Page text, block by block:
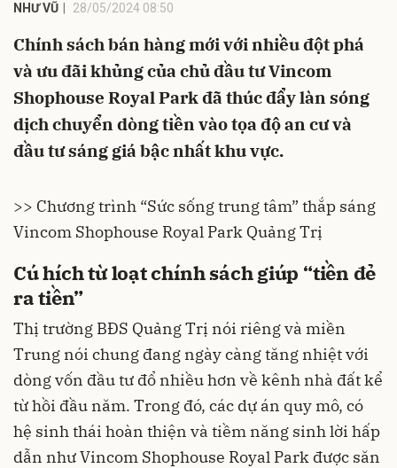
NHƯ VŨ 28/05/2024 08:50
Chính sách bán hàng mới với nhiều đột phá
và ưu đãi khủng của chủ đầu tư Vincom
Shophouse Royal Park đã thúc đẩy làn sóng
dịch chuyển dòng tiền vào tọa độ an cư và
đầu tư sáng giá bậc nhất khu vực.
>> Chương trình “Sức sống trung tâm” thắp sáng
Vincom Shophouse Royal Park Quảng Trị
Cú hích từ loạt chính sách giúp “tiền đẻ
ra tiền”
Thị trường BĐS Quảng Trị nói riêng và miền
Trung nói chung đang ngày càng tăng nhiệt với
dòng vốn đầu tư đổ nhiều hơn về kênh nhà đất kể
từ hồi đầu năm. Trong đó, các dự án quy mô, có
hệ sinh thái hoàn thiện và tiềm năng sinh lời hấp
dẫn như Vincom Shophouse Royal Park được săn
Hủy